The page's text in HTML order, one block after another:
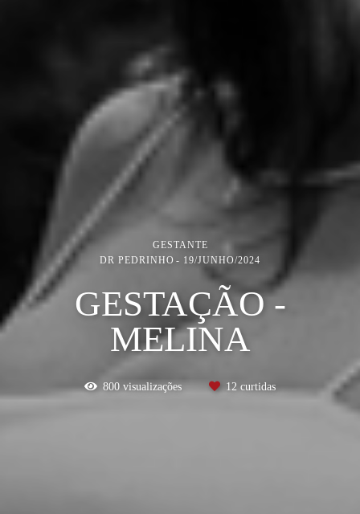
GESTANTE
DR PEDRINHO
19/JUNHO/2024
GESTAÇÃO -
MELINA
800 visualizações 12 curtidas